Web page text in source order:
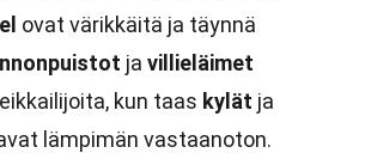
ovat värikkäitä ja täynnä
ja villieläimet
kun taas kylät ja
lämpimän vastaanoton.